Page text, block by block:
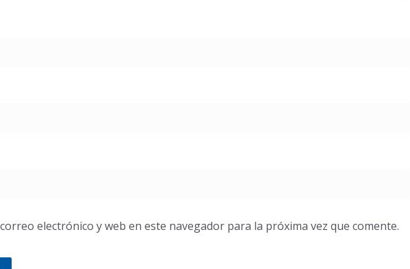
electrónico y web en este navegador para la próxima vez que comente.